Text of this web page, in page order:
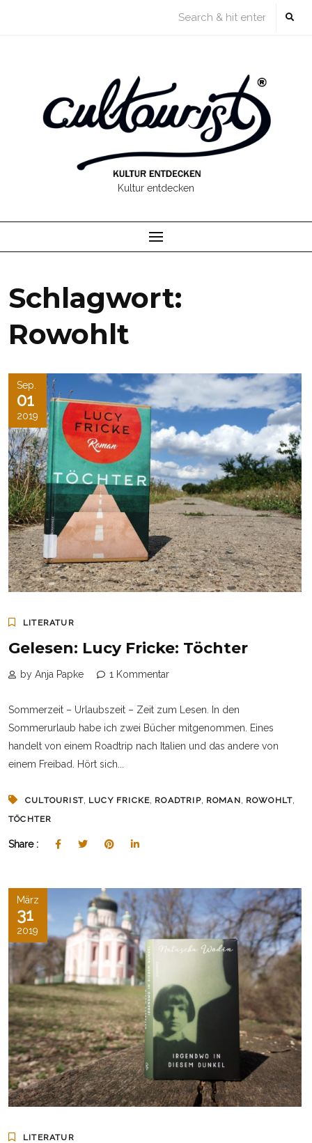
Kultur entdecken
Schlagwort:
Rowohlt
Sep.
01
2019
LITERATUR
Gelesen: Lucy Fricke: Töchter
by Anja Papke 1 Kommentar
Sommerzeit – Urlaubszeit – Zeit zum Lesen. In den
Sommerurlaub habe ich zwei Bücher mitgenommen. Eines
handelt von einem Roadtrip nach Italien und das andere von
einem Freibad. Hört sich...
CULTOURIST LUCY FRICKE ROADTRIP, ROMAN ROWOHLT
TÖCHTER
Share :
März
31
2019
LITERATUR